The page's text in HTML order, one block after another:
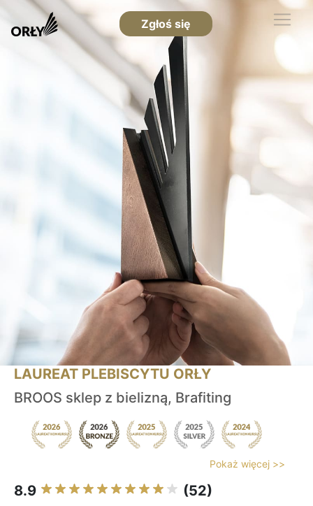
Zgłoś się
LAUREAT PLEBISCYTU ORŁY
BROOS sklep z bielizną, Brafiting
Pokaż więcej >>
8.9 (52)